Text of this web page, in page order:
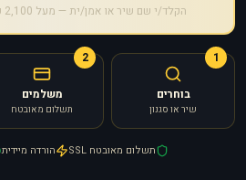
הקלד/י שם שיר או אמן/ית — מעל 2,100 פלייבקים באיכות אולפן
1
בוחרים
שיר או סגנון
2
משלמים
תשלום מאובטח
תשלום מאובטח SSL הורדה מיידית